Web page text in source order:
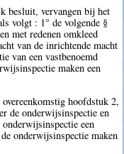
besluit, vervangen bij het
volgt : 1° de volgende §
met redenen omkleed
van de inrichtende macht
van een vastbenoemd
maken een
hoofdstuk 2,
de onderwijsinspectie en
een
onderwijsinspectie maken